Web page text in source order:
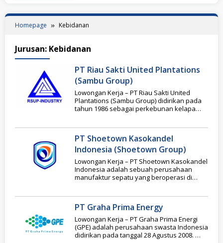
Homepage Kebidanan
Jurusan: Kebidanan
PT Riau Sakti United Plantations
(Sambu Group)
Lowongan Kerja – PT Riau Sakti United
Plantations (Sambu Group) didirikan pada
tahun 1986 sebagai perkebunan kelapa
PT Shoetown Kasokandel
Indonesia (Shoetown Group)
Lowongan Kerja – PT Shoetown Kasokandel
Indonesia adalah sebuah perusahaan
manufaktur sepatu yang beroperasi di
PT Graha Prima Energy
Lowongan Kerja – PT Graha Prima Energi
(GPE) adalah perusahaan swasta Indonesia
didirikan pada tanggal 28 Agustus 2008.